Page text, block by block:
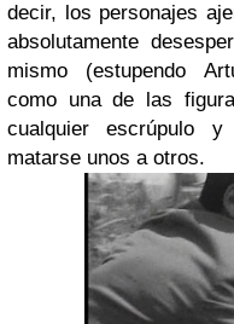
decir, los personajes
absolutamente
mismo (estupendo
como una de las
cualquier escrúpulo
matarse unos a otros.